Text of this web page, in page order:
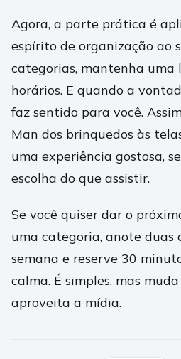
Agora, a parte prática é
espírito de organização ao
categorias, mantenha uma
horários. E quando a
faz sentido para você.
Man dos brinquedos às
uma experiência gostosa,
escolha do que assistir.
Se você quiser dar o
uma categoria, anote duas
semana e reserve 30
calma. É simples, mas
aproveita a mídia.